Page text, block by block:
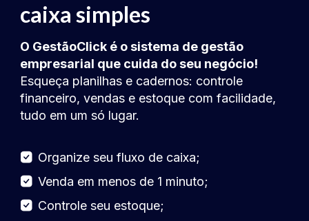
caixa simples
O GestãoClick é o sistema de gestão
empresarial que cuida do seu negócio!
Esqueça planilhas e cadernos: controle
financeiro, vendas e estoque com facilidade,
tudo em um só lugar.
Organize seu fluxo de caixa;
Venda em menos de 1 minuto;
Controle seu estoque;